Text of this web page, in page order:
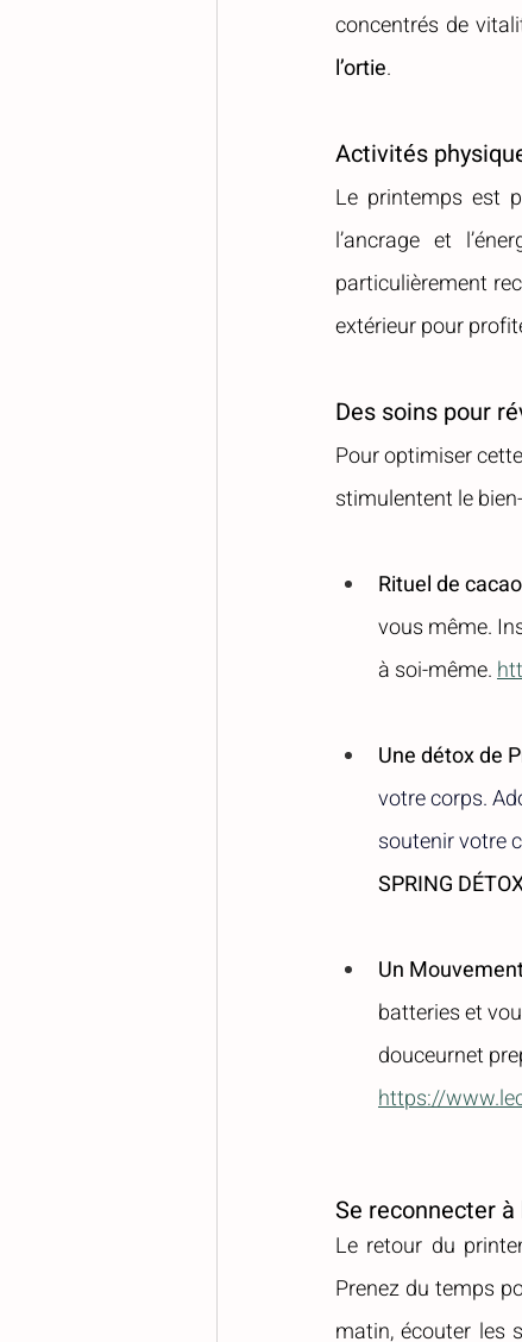
concentrés de
l’ortie.
Activités
Le printemps est
l’ancrage et
particulièrement
extérieur pour
Des soins pour
Pour optimiser
stimulentent le
Rituel de cacao
vous même.
à soi-même.
Une détox de
votre corps.
soutenir votre
SPRING
Un
batteries et
douceurnet
https://
Se reconnecter
Le retour du
Prenez du temps